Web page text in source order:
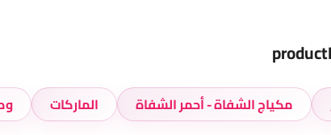
مكياج الشفاة - أحمر الشفاة الماركات